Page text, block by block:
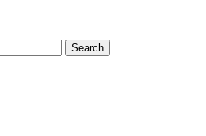
Search